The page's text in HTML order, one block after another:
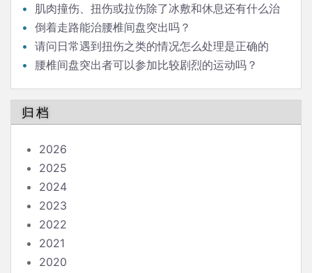
癌症，有这种事吗？打完球，一身汗，穿短袖短裤骑电
动车回家，会得关节炎吗？运动大量出汗怎么补盐最
好？
肌肉撞伤、扭伤或拉伤除了冰敷和休息还有什么治
疗方法？
倒着走路能治腰椎间盘突出吗？
请问日常遇到扭伤之类的情况怎么处理是正确的
呢？网上搜索得到的48小时内冷敷，48小时后热敷
腰椎间盘突出者可以参加比较剧烈的运动吗？
归档
2026
2025
2024
2023
2022
2021
2020